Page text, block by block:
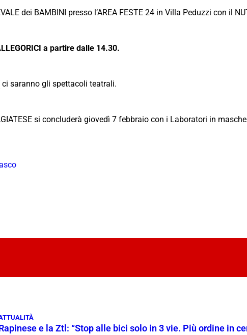
dei BAMBINI presso l’AREA FESTE 24 in Villa Peduzzi con il
a partire dalle 14.30.
ci saranno gli spettacoli teatrali.
si concluderà giovedì 7 febbraio con i Laboratori in
e la Ztl: “Stop alle bici solo in 3 vie. Più ordine in